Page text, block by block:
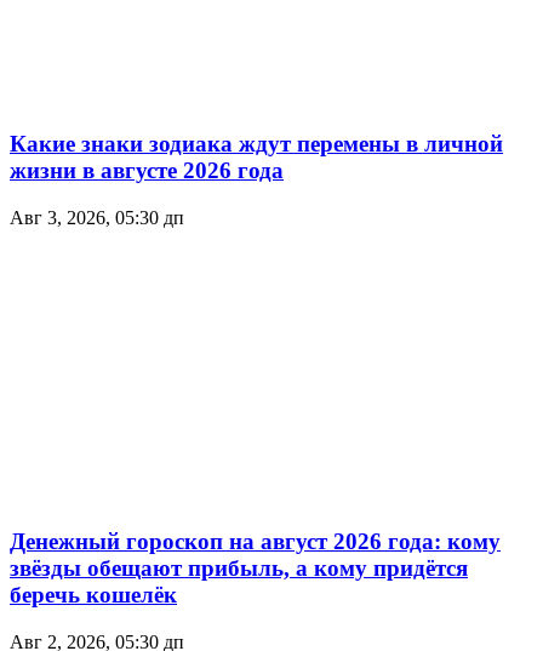
Какие знаки зодиака ждут перемены в личной
жизни в августе 2026 года
Авг 3, 2026, 05:30 дп
Денежный гороскоп на август 2026 года: кому
звёзды обещают прибыль, а кому придётся
беречь кошелёк
Авг 2, 2026, 05:30 дп